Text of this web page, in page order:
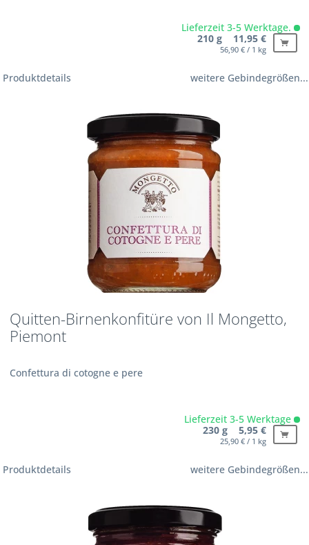
Lieferzeit 3-5 Werktage.
210 g 11,95 €
56,90 € / 1 kg
Produktdetails weitere Gebindegrößen...
Quitten-Birnenkonfitüre von Il Mongetto,
Piemont
Confettura di cotogne e pere
Lieferzeit 3-5 Werktage
230 g 5,95 €
25,90 € / 1 kg
Produktdetails weitere Gebindegrößen...